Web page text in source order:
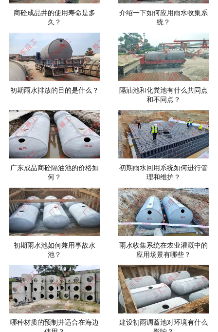
商砼成品井的使用寿命是多
久？
介绍一下如何应用雨水收集系
统？
初期雨水排放的目的是什么？
隔油池和化粪池有什么共同点
和不同点？
广东成品商砼隔油池的价格如
何？
初期雨水回用系统如何进行管
理和维护？
初期雨水池如何兼用事故水
池？
雨水收集系统在农业灌溉中的
应用场景有哪些？
哪种材质的预制井适合在海边
建设初雨调蓄池对环境有什么